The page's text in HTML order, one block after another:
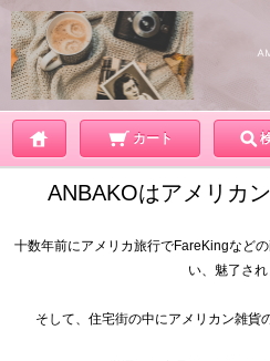
カート
ANBAKOはアメリカ
十数年前にアメリカ旅行でFareKingなど
い、魅了さ
そして、住宅街の中にアメリカン雑貨